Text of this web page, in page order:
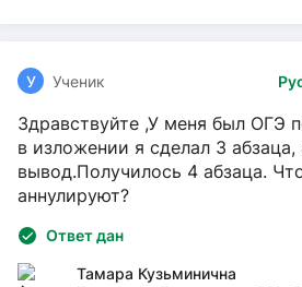
У Ученик
Здравствуйте ,У меня был ОГЭ
в изложении я сделал 3 абзаца,
вывод.Получилось 4 абзаца.
аннулируют?
Ответ дан
Тамара Кузьминична